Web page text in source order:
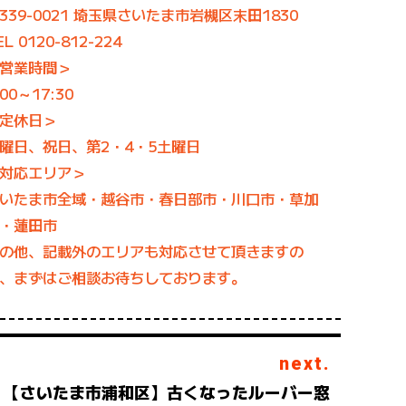
0021 埼玉県さいたま市岩槻区末田1830
0120-812-224
業時間＞
～17:30
休日＞
日、祝日、第2・4・5土曜日
応エリア＞
たま市全域・越谷市・春日部市・川口市・草加
蓮田市
他、記載外のエリアも対応させて頂きますの
まずはご相談お待ちしております。
next.
【さいたま市浦和区】古くなったルーバー窓